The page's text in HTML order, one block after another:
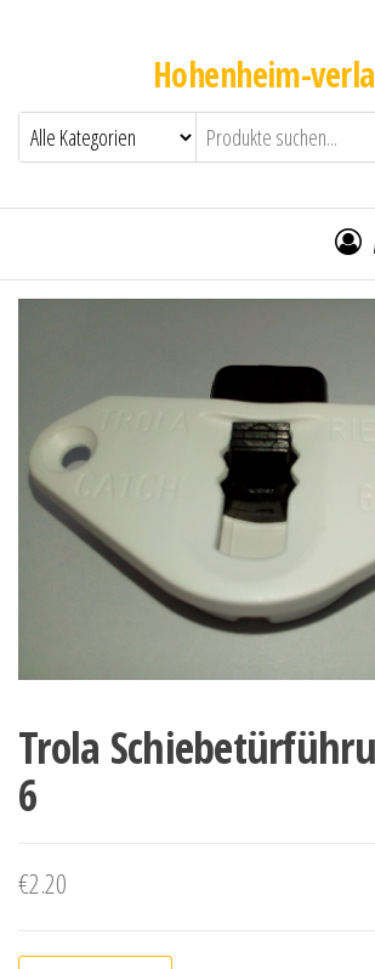
Hohenheim-
Trola
6
€2.20